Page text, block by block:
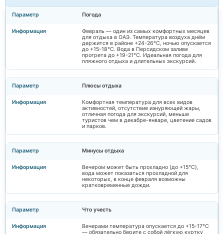
Погода
Февраль — один из самых комфортных месяцев
для отдыха в ОАЭ. Температура воздуха днём
держится в районе +24-26°C, ночью опускается
до +15-18°C. Вода в Персидском заливе
прогрета до +19-21°C. Идеальная погода для
пляжного отдыха и длительных экскурсий.
Плюсы отдыха
Комфортная температура для всех видов
активностей, отсутствие изнуряющей жары,
отличная погода для экскурсий, меньше
туристов чем в декабре-январе, цветение садов
и парков.
Минусы отдыха
Вечером может быть прохладно (до +15°C),
вода может показаться прохладной для
некоторых, в конце февраля возможны
кратковременные дожди.
Что учесть
Вечерами температура опускается до +15-17°C
— обязательно берите с собой лёгкую куртку